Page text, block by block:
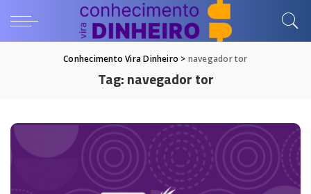
Conhecimento Vira Dinheiro > navegador tor
Tag:navegador tor